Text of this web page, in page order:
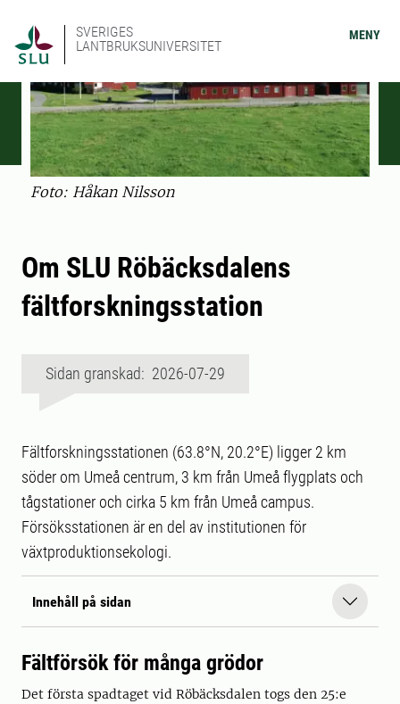
SVERIGES
LANTBRUKSUNIVERSITET
MENY
Foto: Håkan Nilsson
Om SLU Röbäcksdalens
fältforskningsstation
Sidan granskad: 2026-07-29
Fältforskningsstationen (63.8°N, 20.2°E) ligger 2 km
söder om Umeå centrum, 3 km från Umeå flygplats och
tågstationer och cirka 5 km från Umeå campus.
Försöksstationen är en del av institutionen för
växtproduktionsekologi.
Innehåll på sidan
Fältförsök för många grödor
Det första spadtaget vid Röbäcksdalen togs den 25:e